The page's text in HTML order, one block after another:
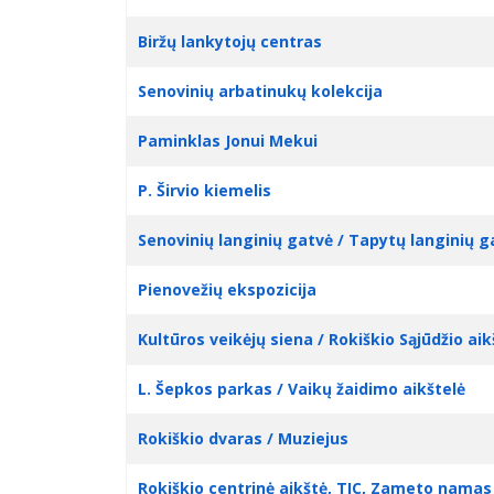
Biržų lankytojų centras
Senovinių arbatinukų kolekcija
Paminklas Jonui Mekui
P. Širvio kiemelis
Senovinių langinių gatvė / Tapytų langinių
Pienovežių ekspozicija
Kultūros veikėjų siena / Rokiškio Sąjūdžio
L. Šepkos parkas / Vaikų žaidimo aikštelė
Rokiškio dvaras / Muziejus
Rokiškio centrinė aikštė, TIC, Zameto namas